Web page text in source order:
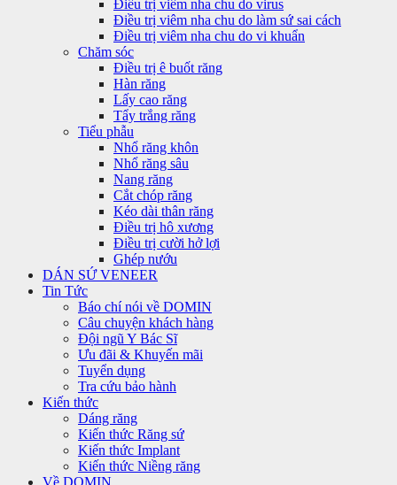
Điều trị viêm nha chu do virus
Điều trị viêm nha chu do làm sứ sai cách
Điều trị viêm nha chu do vi khuẩn
Chăm sóc
Điều trị ê buốt răng
Hàn răng
Lấy cao răng
Tẩy trắng răng
Tiểu phẫu
Nhổ răng khôn
Nhổ răng sâu
Nang răng
Cắt chóp răng
Kéo dài thân răng
Điều trị hô xương
Điều trị cười hở lợi
Ghép nướu
DÁN SỨ VENEER
Tin Tức
Báo chí nói về DOMIN
Câu chuyện khách hàng
Đội ngũ Y Bác Sĩ
Ưu đãi & Khuyến mãi
Tuyển dụng
Tra cứu bảo hành
Kiến thức
Dáng răng
Kiến thức Răng sứ
Kiến thức Implant
Kiến thức Niềng răng